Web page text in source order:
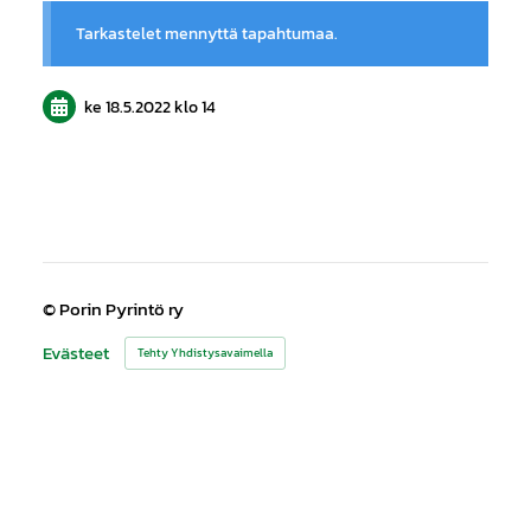
Tarkastelet mennyttä tapahtumaa.
ke 18.5.2022klo 14
©Porin Pyrintö ry
Evästeet
Tehty Yhdistysavaimella